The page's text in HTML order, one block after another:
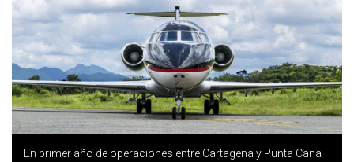
En primer año de operaciones entre Cartagena y Punta Cana